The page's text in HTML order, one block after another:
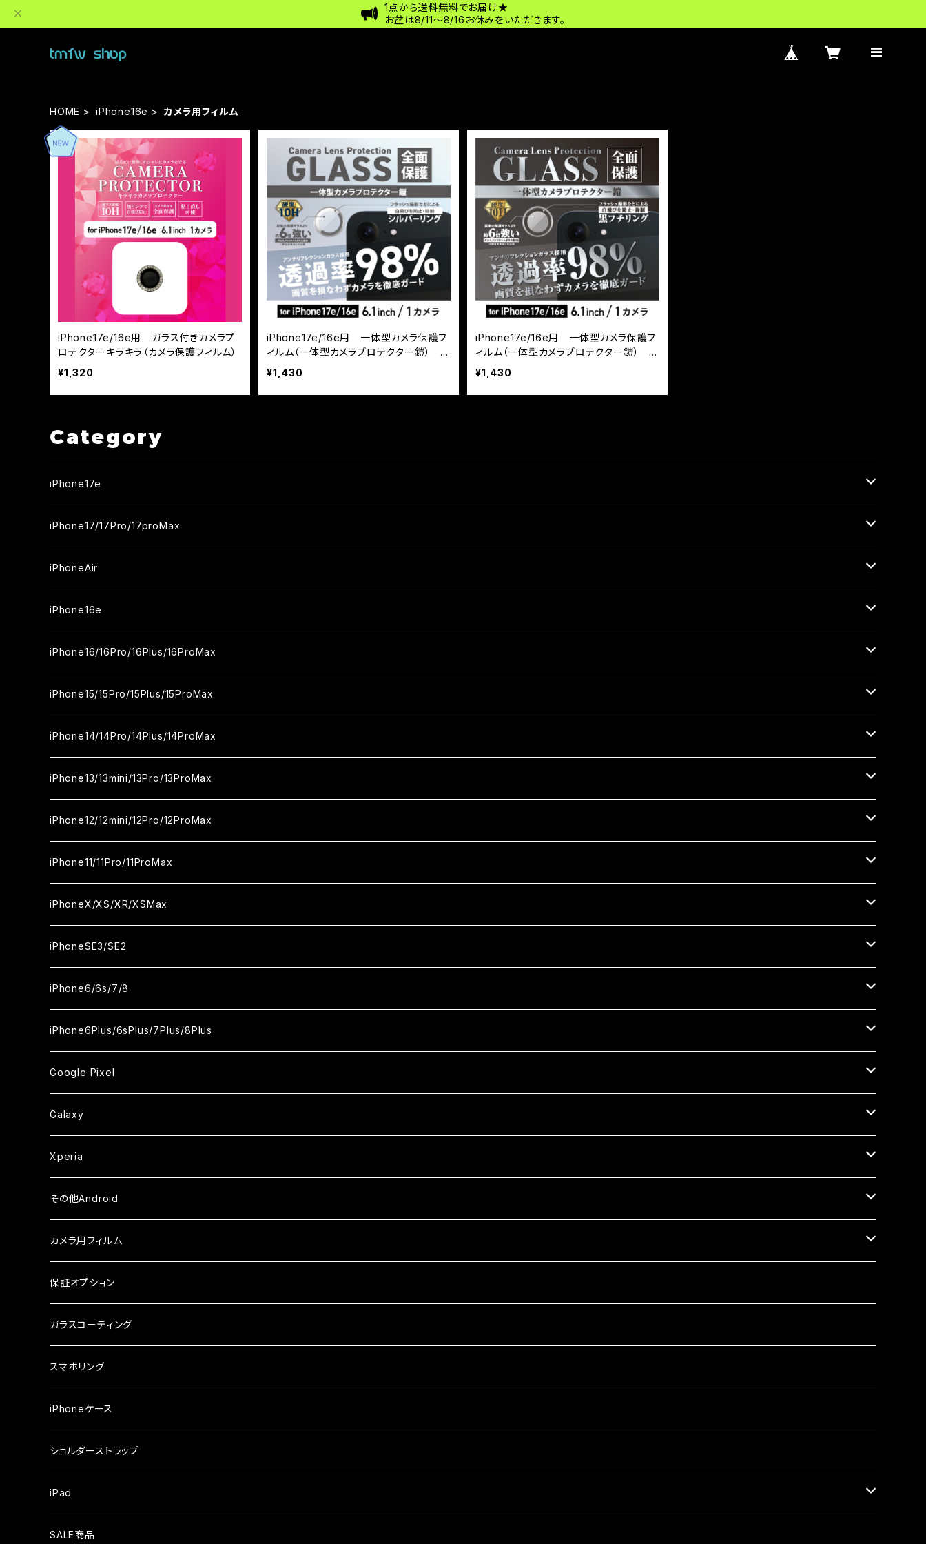
1点から送料無料でお届け★
お盆は8/11〜8/16お休みをいただきます。
HOME iPhone16e カメラ用フィルム
iPhone17e/16e用 ガラス付きカメラプ
ロテクターキラキラ（カメラ保護フィルム）
¥1,320
iPhone17e/16e用 一体型カメラ保護フ
ィルム（一体型カメラプロテクター鎧） シ
ルバーフチリング
¥1,430
iPhone17e/16e用 一体型カメラ保護フ
ィルム（一体型カメラプロテクター鎧） 黒
フチリング
¥1,430
Category
iPhone17e
ガラスフィルム
セラミックフィルム
カメラ用フィルム
iPhone17/17Pro/17proMax
iPhone17
ガラスフィルム
セラミックフィルム
iPhone17Pro
ガラスフィルム
セラミックフィルム
iPhone17proMax
ガラスフィルム
セラミックフィルム
iPhoneAir
ガラスフィルム
セラミックフィルム
カメラ用フィルム
iPhone16e
ガラスフィルム
セラミックフィルム
カメラ用フィルム
iPhone16/16Pro/16Plus/16ProMax
iPhone16
ガラスフィルム
セラミックフィルム
iPhone16Pro
ガラスフィルム
セラミックフィルム
iPhone16Plus
ガラスフィルム
セラミックフィルム
iPhone16ProMax
ガラスフィルム
セラミックフィルム
iPhone15/15Pro/15Plus/15ProMax
iPhone15
ガラスフィルム
セラミックフィルム
iPhone15Pro
ガラスフィルム
セラミックフィルム
iPhone15Plus
ガラスフィルム
セラミックフィルム
iPhone15ProMax
ガラスフィルム
セラミックフィルム
iPhone14/14Pro/14Plus/14ProMax
iPhone14
ガラスフィルム
セラミックフィルム
iPhone14Pro
ガラスフィルム
セラミックフィルム
iPhone14Plus
ガラスフィルム
セラミックフィルム
iPhone14ProMax
ガラスフィルム
セラミックフィルム
iPhone13/13mini/13Pro/13ProMax
iPhone13/13Pro
ガラスフィルム
セラミックフィルム
iPhone13mini
ガラスフィルム
セラミックフィルム
iPhone13ProMax
ガラスフィルム
セラミックフィルム
iPhone12/12mini/12Pro/12ProMax
iPhone12/12Pro
ガラスフィルム
セラミックフィルム
iPhone12mini
ガラスフィルム
セラミックフィルム
iPhone12ProMax
ガラスフィルム
セラミックフィルム
iPhone11/11Pro/11ProMax
iPhone11
ガラスフィルム
セラミックフィルム
iPhone11Pro
ガラスフィルム
セラミックフィルム
iPhone11Pro Max
ガラスフィルム
セラミックフィルム
iPhoneX/XS/XR/XSMax
iPhoneX
ガラスフィルム
セラミックフィルム
iPhoneXS
ガラスフィルム
セラミックフィルム
iPhoneXR
ガラスフィルム
セラミックフィルム
iPhoneXSMax
ガラスフィルム
セラミックフィルム
iPhoneSE3/SE2
iPhoneSE3
ガラスフィルム
ケース
iPhoneSE2
ガラスフィルム
ケース
iPhone6/6s/7/8
iPhone8
ガラスフィルム
セラミックフィルム
iPhone7
ガラスフィルム
セラミックフィルム
iPhone6s
ガラスフィルム
ケース・カバー
iPhone6
ガラスフィルム
ケース・カバー
iPhone6Plus/6sPlus/7Plus/8Plus
iPhone6Plus
ガラスフィルム
ケース
iPhone6sPlus
ガラスフィルム
ケース
iPhone7Plus
ガラスフィルム
ケース
iPhone8Plus
ガラスフィルム
ケース
Google Pixel
ガラスフィルム
セラミックフィルム
ケース
Galaxy
ガラスフィルム
セラミックフィルム
ケース
Xperia
ガラスフィルム
その他Android
AQUOS
ガラスフィルム
arrows
ガラスフィルム
シンプルスマホ
ガラスフィルム
らくらくスマホ
ガラスフィルム
OPPO
ガラスフィルム
Xiaomi
ガラスフィルム
カメラ用フィルム
iPhone
iPhone17e
iPhone17ProMax
Android
保証オプション
ガラスコーティング
スマホリング
iPhoneケース
ショルダーストラップ
iPad
液晶フィルム
SALE商品